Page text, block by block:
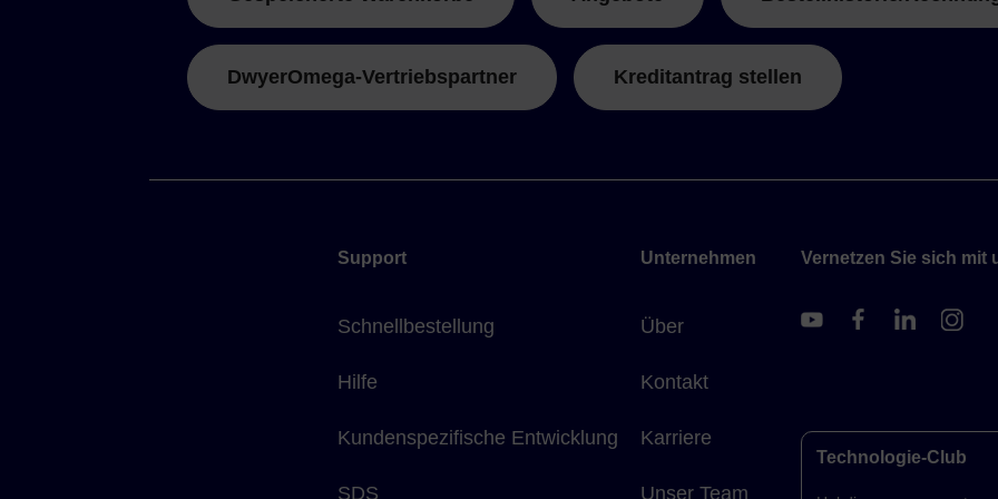
DwyerOmega-Vertriebspartner Kreditantrag stellen
Support
Schnellbestellung
Hilfe
Kundenspezifische Entwicklung
SDS
Unternehmen
Über
Kontakt
Karriere
Unser Team
Vernetzen Sie sich mit
Technologie-Club